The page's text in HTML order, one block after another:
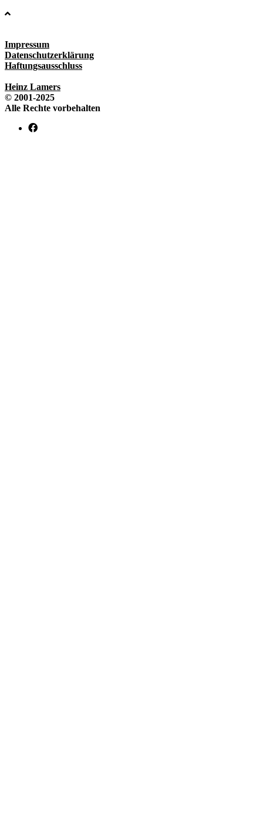
Impressum
Datenschutzerklärung
Haftungsausschluss
Heinz Lamers
© 2001-2025
Alle Rechte vorbehalten